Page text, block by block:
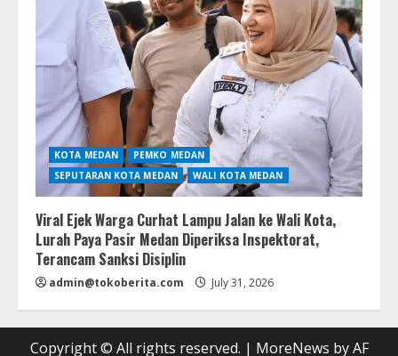
KOTA MEDAN
PEMKO MEDAN
SEPUTARAN KOTA MEDAN
WALI KOTA MEDAN
Viral Ejek Warga Curhat Lampu Jalan ke Wali Kota,
Lurah Paya Pasir Medan Diperiksa Inspektorat,
Terancam Sanksi Disiplin
admin@tokoberita.com July 31, 2026
Copyright © All rights reserved. | MoreNews by AF